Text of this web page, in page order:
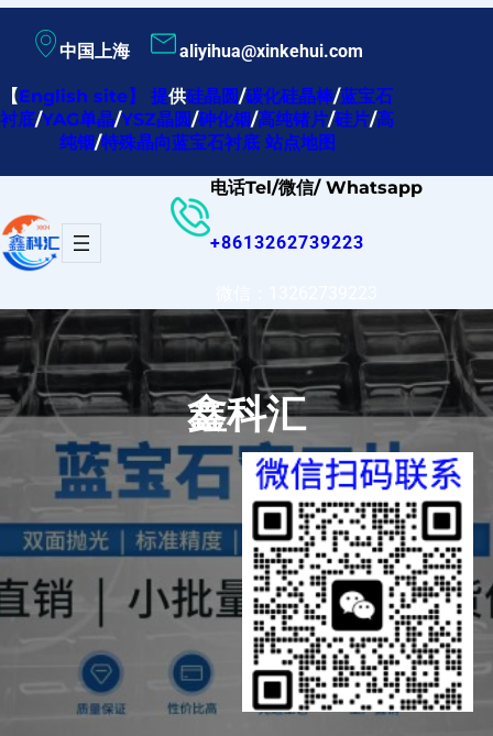
内
容
中国上海 aliyihua@xinkehui.com
【English site】提供硅晶圆/碳化硅晶棒/蓝宝石
衬底/YAG单晶/YSZ晶圆/砷化铟/高纯锗片/硅片/高
纯铟/特殊晶向蓝宝石衬底 站点地图
电话Tel/微信/ Whatsapp
+8613262739223
鑫科汇